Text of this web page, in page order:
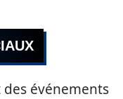
événements